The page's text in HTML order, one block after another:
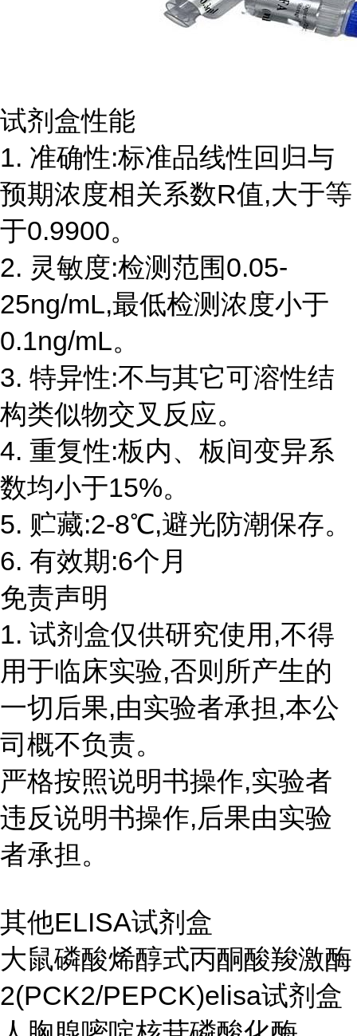
试剂盒性能
1. 准确性:标准品线性回归与
预期浓度相关系数R值,大于等
于0.9900。
2. 灵敏度:检测范围0.05-
25ng/mL,最低检测浓度小于
0.1ng/mL。
3. 特异性:不与其它可溶性结
构类似物交叉反应。
4. 重复性:板内、板间变异系
数均小于15%。
5. 贮藏:2-8℃,避光防潮保存。
6. 有效期:6个月
免责声明
1. 试剂盒仅供研究使用,不得
用于临床实验,否则所产生的
一切后果,由实验者承担,本公
司概不负责。
严格按照说明书操作,实验者
违反说明书操作,后果由实验
者承担。
其他ELISA试剂盒
大鼠磷酸烯醇式丙酮酸羧激酶
2(PCK2/PEPCK)elisa试剂盒